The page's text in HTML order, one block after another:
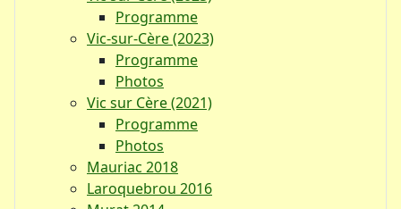
Programme
Vic-sur-Cère (2023)
Programme
Photos
Vic sur Cère (2021)
Programme
Photos
Mauriac 2018
Laroquebrou 2016